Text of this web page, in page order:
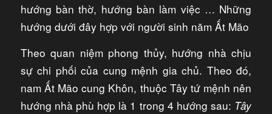
hướng bàn thờ, hướng bàn làm việc … Những
hướng dưới đây hợp với người sinh năm Ất Mão
Theo quan niệm phong thủy, hướng nhà chịu
sự chi phối của cung mệnh gia chủ. Theo đó,
nam Ất Mão cung Khôn, thuộc Tây tứ mệnh nên
hướng nhà phù hợp là 1 trong 4 hướng sau: Tây